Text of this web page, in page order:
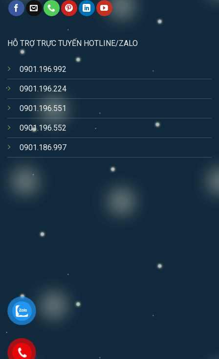
HỖ TRỢ TRỰC TUYẾN HOTLINE/ZALO
0901.196.992
0901.196.224
0901.196.551
0901.196.552
0901.186.997